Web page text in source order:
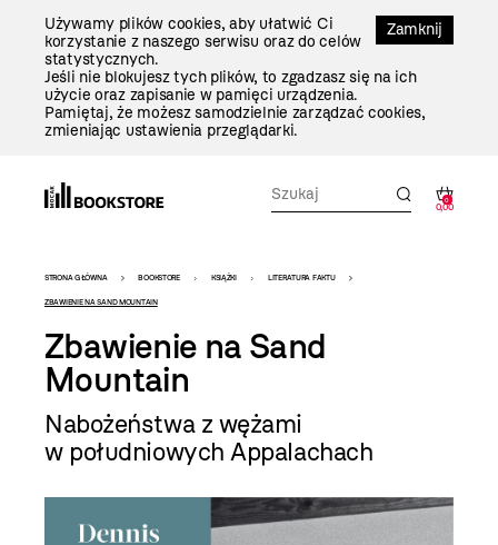
Zamknij
Używamy plików cookies, aby ułatwić Ci
korzystanie z naszego serwisu oraz do celów
statystycznych.
Jeśli nie blokujesz tych plików, to zgadzasz się na ich
użycie oraz zapisanie w pamięci urządzenia.
Pamiętaj, że możesz samodzielnie zarządzać cookies,
zmieniając ustawienia przeglądarki.
0
0,00
Bookstore
-
szablon
szczegóły
STRONA GŁÓWNA BOOKSTORE KSIĄŻKI LITERATURA FAKTU
ZBAWIENIE NA SAND MOUNTAIN
Zbawienie na Sand
Mountain
Nabożeństwa z wężami
w południowych Appalachach